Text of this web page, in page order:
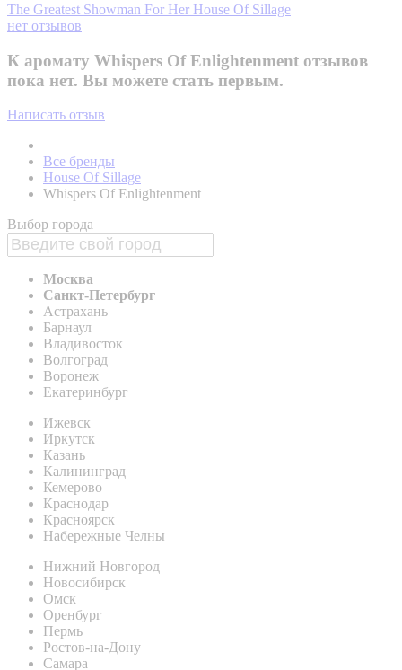
The Greatest Showman For Her House Of Sillage
нет отзывов
К аромату Whispers Of Enlightenment отзывов
пока нет. Вы можете стать первым.
Написать отзыв
Все бренды
House Of Sillage
Whispers Of Enlightenment
Выбор города
Москва
Санкт-Петербург
Астрахань
Барнаул
Владивосток
Волгоград
Воронеж
Екатеринбург
Ижевск
Иркутск
Казань
Калининград
Кемерово
Краснодар
Красноярск
Набережные Челны
Нижний Новгород
Новосибирск
Омск
Оренбург
Пермь
Ростов-на-Дону
Самара